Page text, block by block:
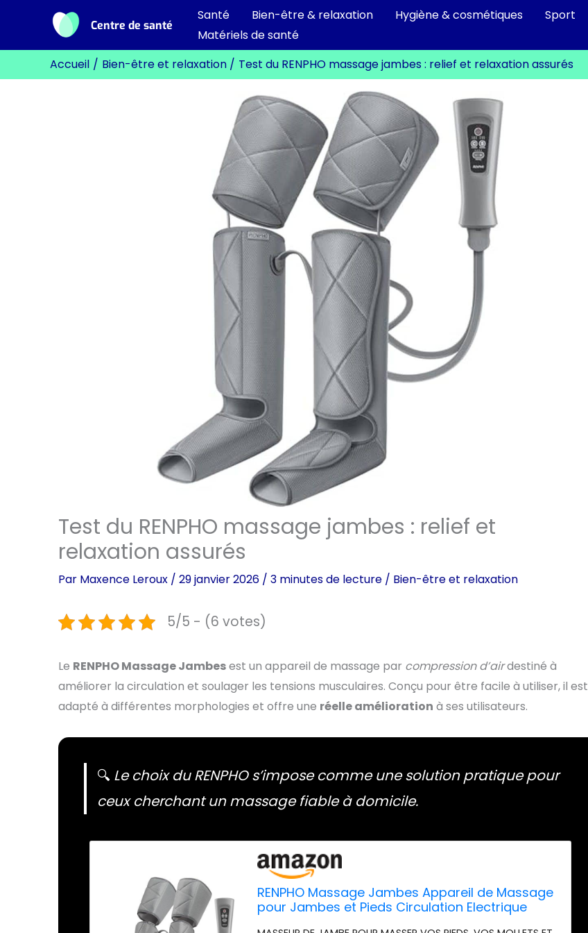
contenu
Centre de santé
Santé Bien-être & relaxation Hygiène & cosmétiques Sport
Matériels de santé
Accueil Bien-être et relaxation Test du RENPHO massage jambes : relief et relaxation assurés
Test du RENPHO massage jambes : relief et
relaxation assurés
Par Maxence Leroux / 29 janvier 2026 / 3 minutes de lecture / Bien-être et relaxation
5/5 - (6 votes)
Le RENPHO Massage Jambesest un appareil de massage par compression d’airdestiné à
améliorer la circulation et soulager les tensions musculaires. Conçu pour être facile à utiliser, il est
adapté à différentes morphologies et offre une réelle amélioration à ses utilisateurs.
🔍 Le choix du RENPHO s’impose comme une solution pratique pour
ceux cherchant un massage fiable à domicile.
RENPHO Massage Jambes Appareil de Massage
pour Jambes et Pieds Circulation Electrique